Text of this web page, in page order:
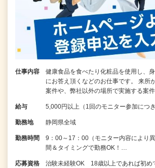
仕事内容
健康食品を食べたり化粧品を使用し、
にお答え頂くなどのお仕事です。 来所
案件や、弊社以外の場所で実施する案
給与 5,000円以上（1回のモニター参加に
勤務地 静岡県全域
勤務時間
9：00～17：00（モニター内容により
間＆タイミングで勤務OK！…
応募資格
治験未経験OK 18歳以上であれば初め